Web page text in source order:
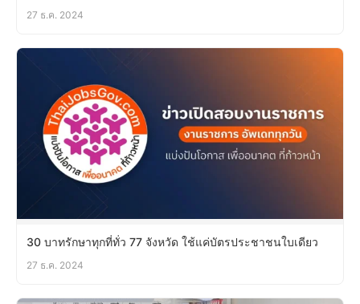
27 ธ.ค. 2024
30 บาทรักษาทุกที่ทั่ว 77 จังหวัด ใช้แค่บัตรประชาชนใบเดียว
27 ธ.ค. 2024